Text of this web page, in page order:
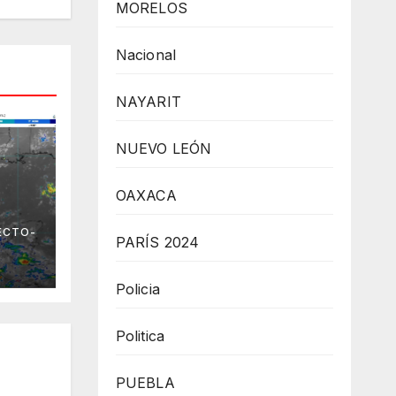
el
MORELOS
Nacional
NAYARIT
NUEVO LEÓN
OAXACA
PARÍS 2024
Policia
Politica
PUEBLA